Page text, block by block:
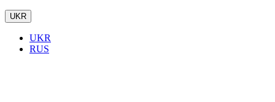
UKR
UKR
RUS